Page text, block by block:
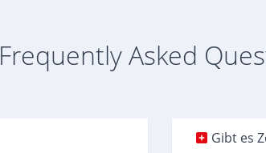
Frequently Asked
Gibt es